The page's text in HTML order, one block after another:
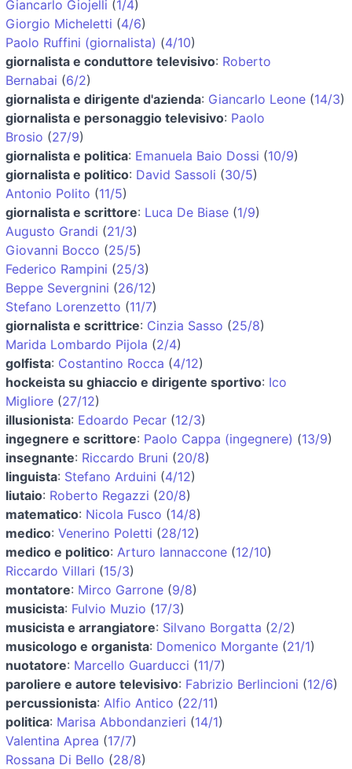
Giancarlo Giojelli (1/4)
Giorgio Micheletti (4/6)
Paolo Ruffini (giornalista) (4/10)
giornalista e conduttore televisivo: Roberto
Bernabai (6/2)
giornalista e dirigente d'azienda: Giancarlo Leone (14/3)
giornalista e personaggio televisivo: Paolo
Brosio (27/9)
giornalista e politica: Emanuela Baio Dossi (10/9)
giornalista e politico: David Sassoli (30/5)
Antonio Polito (11/5)
giornalista e scrittore: Luca De Biase (1/9)
Augusto Grandi (21/3)
Giovanni Bocco (25/5)
Federico Rampini (25/3)
Beppe Severgnini (26/12)
Stefano Lorenzetto (11/7)
giornalista e scrittrice: Cinzia Sasso (25/8)
Marida Lombardo Pijola (2/4)
golfista: Costantino Rocca (4/12)
hockeista su ghiaccio e dirigente sportivo: Ico
Migliore (27/12)
illusionista: Edoardo Pecar (12/3)
ingegnere e scrittore: Paolo Cappa (ingegnere) (13/9)
insegnante: Riccardo Bruni (20/8)
linguista: Stefano Arduini (4/12)
liutaio: Roberto Regazzi (20/8)
matematico: Nicola Fusco (14/8)
medico: Venerino Poletti (28/12)
medico e politico: Arturo Iannaccone (12/10)
Riccardo Villari (15/3)
montatore: Mirco Garrone (9/8)
musicista: Fulvio Muzio (17/3)
musicista e arrangiatore: Silvano Borgatta (2/2)
musicologo e organista: Domenico Morgante (21/1)
nuotatore: Marcello Guarducci (11/7)
paroliere e autore televisivo: Fabrizio Berlincioni (12/6)
percussionista: Alfio Antico (22/11)
politica: Marisa Abbondanzieri (14/1)
Valentina Aprea (17/7)
Rossana Di Bello (28/8)